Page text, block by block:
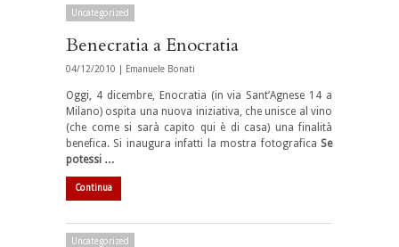
Uncategorized
Benecratia a Enocratia
04/12/2010 | Emanuele Bonati
Oggi, 4 dicembre, Enocratia (in via Sant’Agnese 14 a
Milano) ospita una nuova iniziativa, che unisce al vino
(che come si sarà capito qui è di casa) una finalità
benefica. Si inaugura infatti la mostra fotografica Se
potessi …
Continua
Uncategorized